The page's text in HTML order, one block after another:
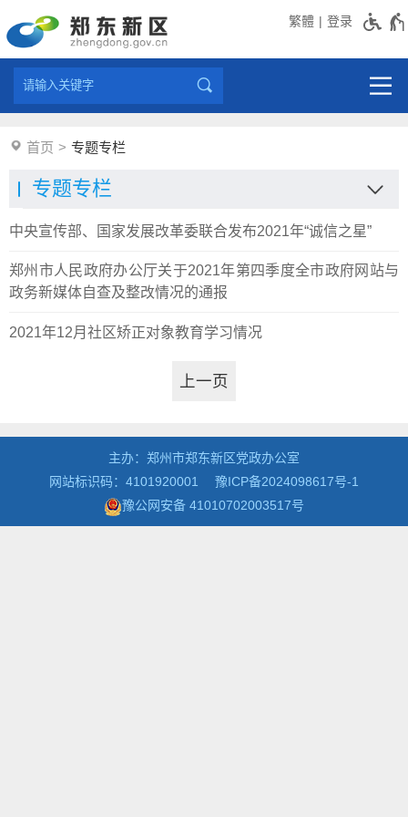
繁體 登录
首页 专题专栏
中央宣传部、国家发展改革委联合发布2021年“诚信之星”
郑州市人民政府办公厅关于2021年第四季度全市政府网站与
政务新媒体自查及整改情况的通报
2021年12月社区矫正对象教育学习情况
主办：郑州市郑东新区党政办公室
网站标识码：4101920001
豫ICP备2024098617号-1
豫公网安备 41010702003517号